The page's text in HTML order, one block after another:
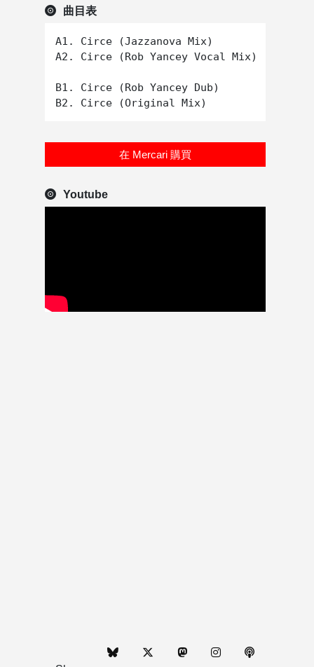
曲目表
A1. Circe (Jazzanova Mix)
A2. Circe (Rob Yancey Vocal Mix)
B1. Circe (Rob Yancey Dub)
在 Mercari 購買
Youtube